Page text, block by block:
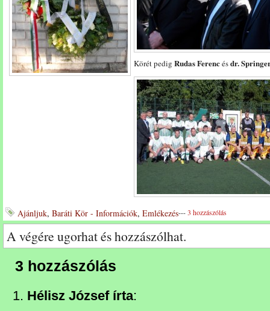
Körét pedig Rudas Ferencésdr.
Ajánljuk, Baráti Kör - Információk, Emlékezés---3 hozzászólás
A végére ugorhat és hozzászólhat.
3 hozzászólás
Hélisz József írta: